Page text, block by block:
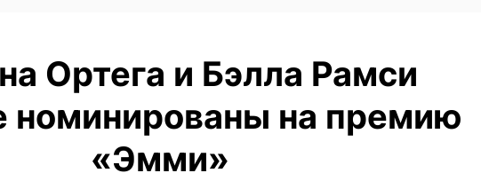
Ортега и Бэлла Рамси
номинированы на премию
«Эмми»